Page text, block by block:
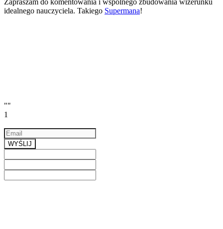
Zapraszam do komentowania i wspólnego zbudowania wizerunku
idealnego nauczyciela. Takiego Supermana!
""
1
WYŚLIJ